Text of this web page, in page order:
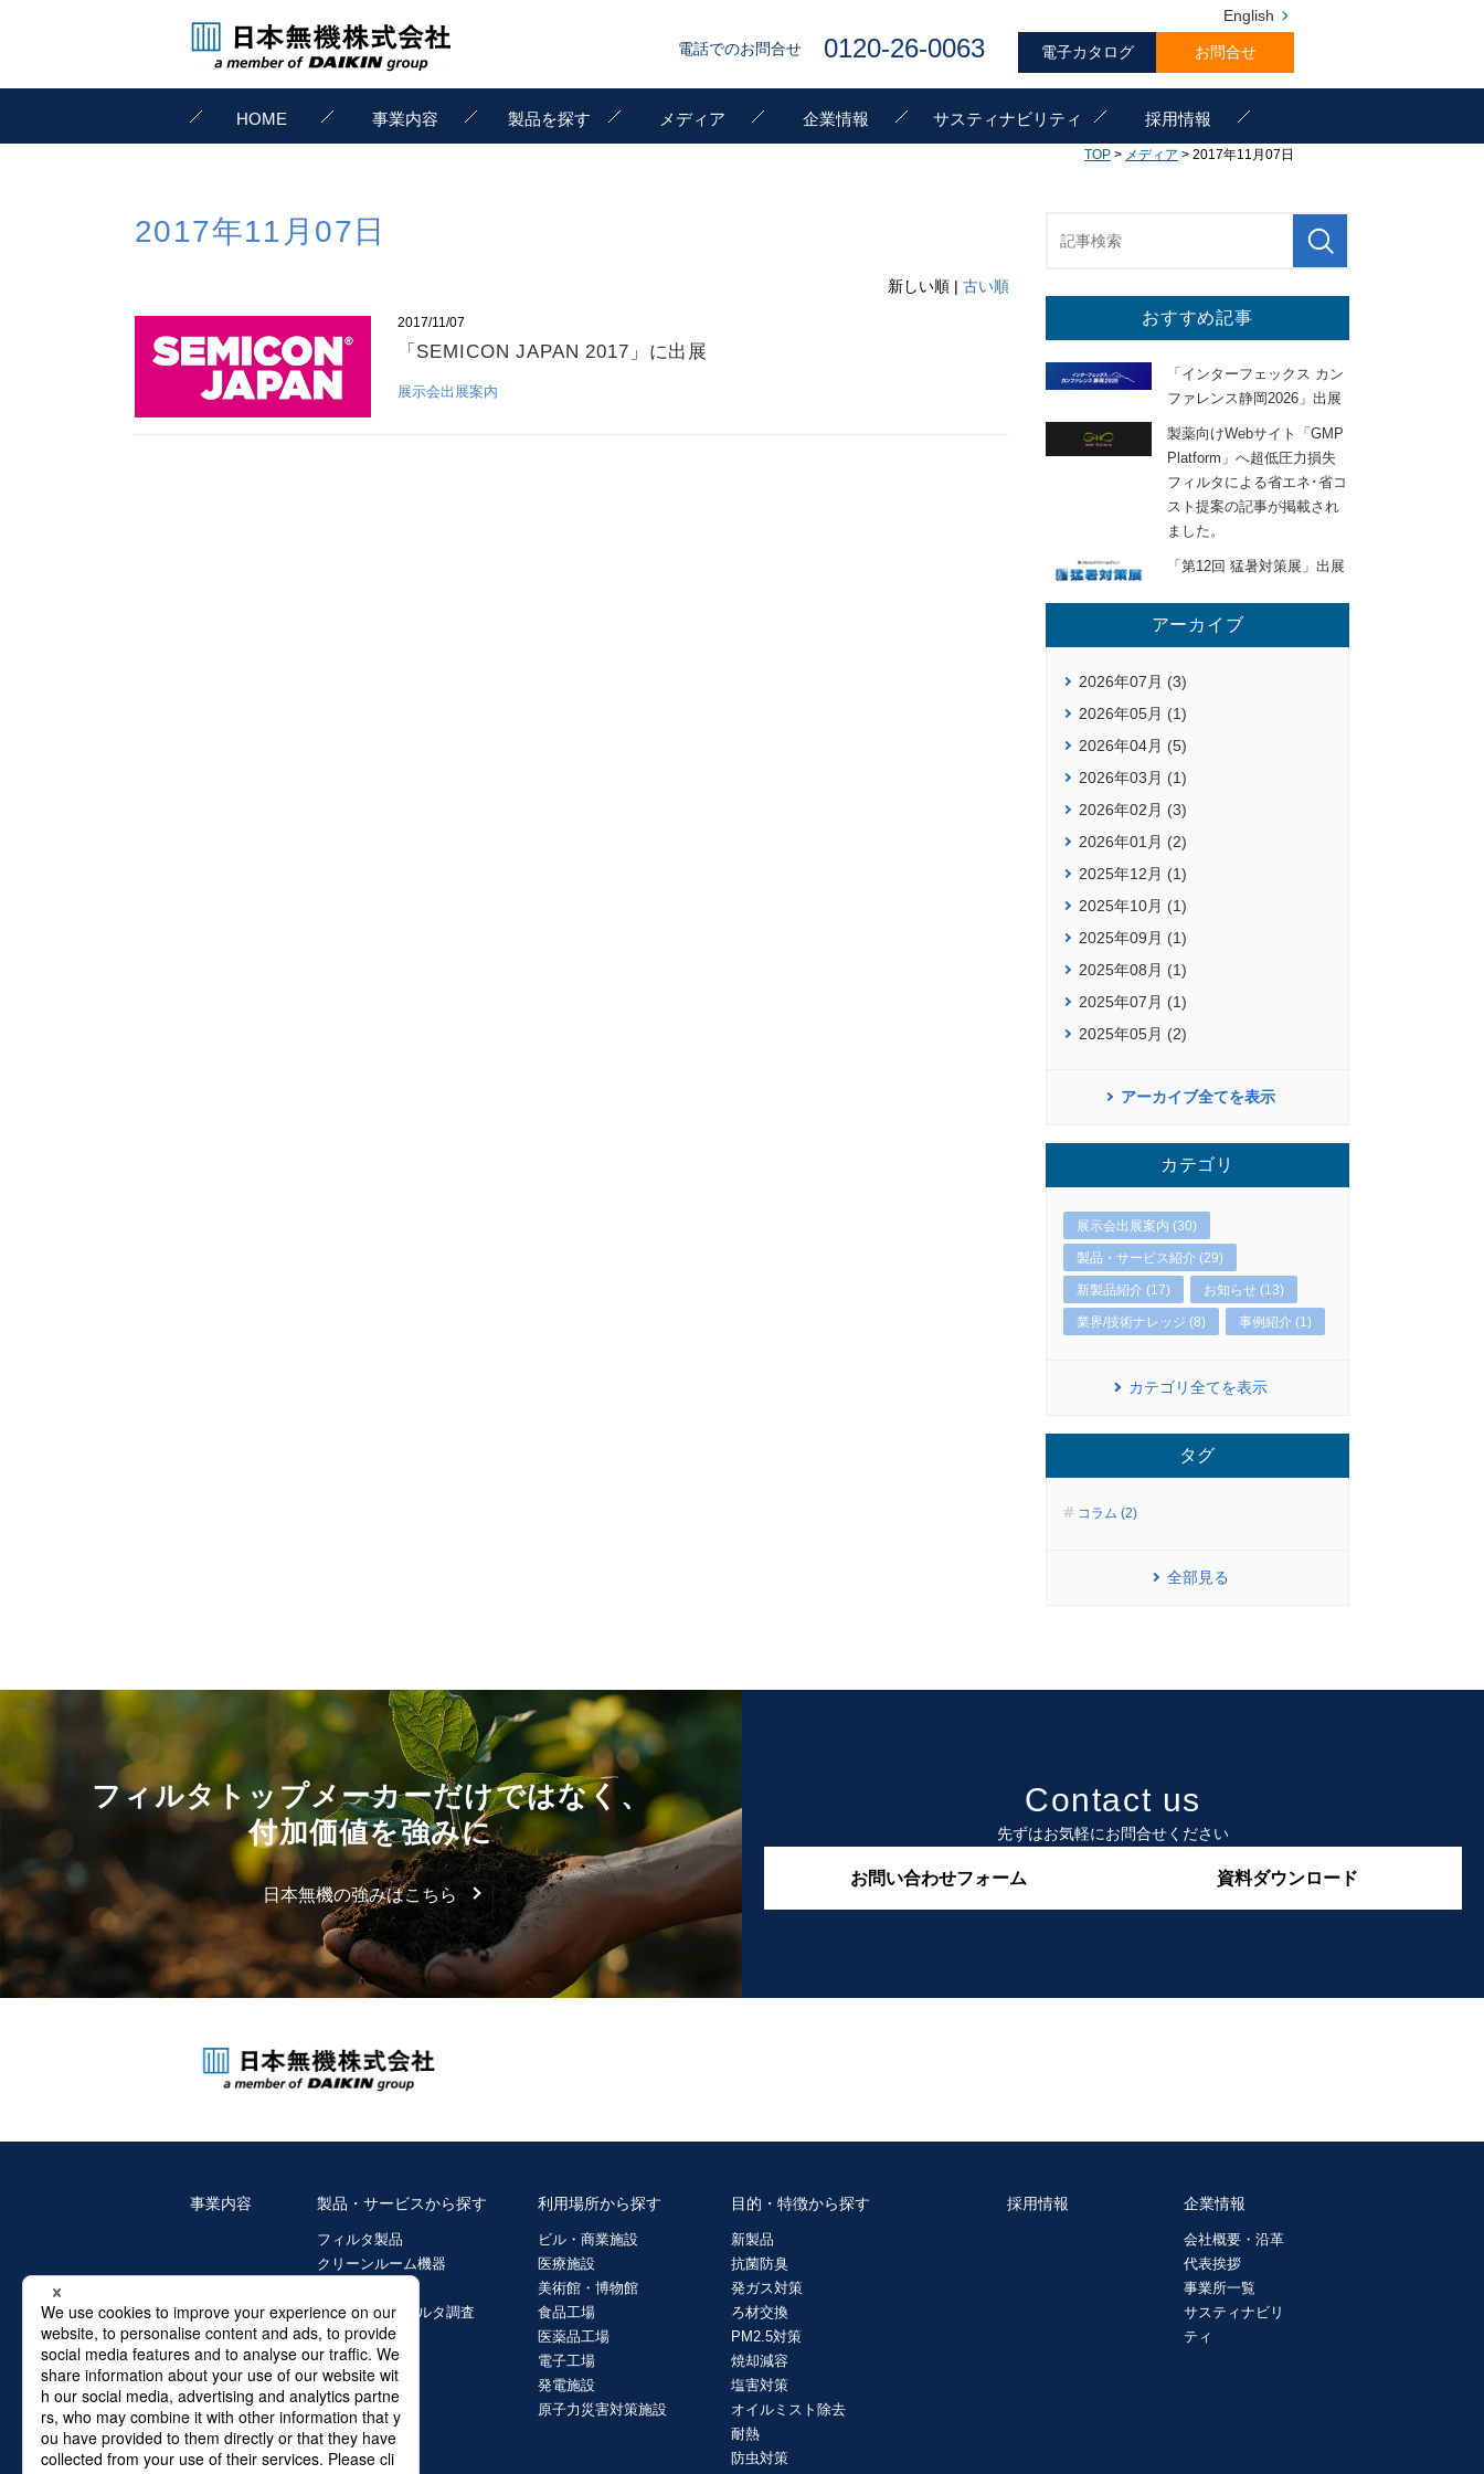
電話でのお問合せ 0120-26-0063 電子カタログ お問合せ
English
HOME 事業内容 製品を探す メディア 企業情報 サスティナビリティ 採用情報
TOP > メディア > 2017年11月07日
2017年11月07日
新しい順 | 古い順
2017/11/07
「SEMICON JAPAN 2017」に出展
展示会出展案内
おすすめ記事
「インターフェックス カン
ファレンス静岡2026」出展
製薬向けWebサイト「GMP
Platform」へ超低圧力損失
フィルタによる省エネ･省コ
スト提案の記事が掲載され
ました。
「第12回 猛暑対策展」出展
アーカイブ
2026年07月 (3)
2026年05月 (1)
2026年04月 (5)
2026年03月 (1)
2026年02月 (3)
2026年01月 (2)
2025年12月 (1)
2025年10月 (1)
2025年09月 (1)
2025年08月 (1)
2025年07月 (1)
2025年05月 (2)
アーカイブ全てを表示
カテゴリ
展示会出展案内 (30)
製品・サービス紹介 (29)
新製品紹介 (17) お知らせ (13)
業界/技術ナレッジ (8) 事例紹介 (1)
カテゴリ全てを表示
タグ
コラム (2)
全部見る
フィルタトップメーカーだけではなく、
付加価値を強みに
日本無機の強みはこちら
Contact us
先ずはお気軽にお問合せください
お問い合わせフォーム 資料ダウンロード
事業内容 製品・サービスから探す
フィルタ製品
クリーンルーム機器
環境診断・フィルタ調査
利用場所から探す
ビル・商業施設
医療施設
美術館・博物館
食品工場
医薬品工場
電子工場
発電施設
原子力災害対策施設
目的・特徴から探す
新製品
抗菌防臭
発ガス対策
ろ材交換
PM2.5対策
焼却減容
塩害対策
オイルミスト除去
耐熱
防虫対策
採用情報 企業情報
会社概要・沿革
代表挨拶
事業所一覧
サスティナビリ
ティ